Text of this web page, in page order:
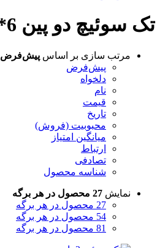
تک سوئیچ دو پین 6*6
مرتب سازی بر اساس پیش‌فرض
پیش‌فرض
دلخواه
نام
قیمت
تاریخ
محبوبیت (فروش)
میانگین امتیاز
ارتباط
تصادفی
شناسه محصول
نمایش 27 محصول در هر برگه
27 محصول در هر برگه
54 محصول در هر برگه
81 محصول در هر برگه